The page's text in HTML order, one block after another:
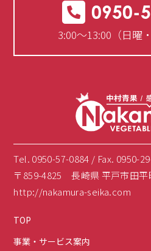
0950-
3:00～13:00（日曜
Tel. 0950-57-0884 / Fax. 0950-
〒859-4825 長崎県 平戸市田平
http://nakamura-seika.com
TOP
事業・サービス案内